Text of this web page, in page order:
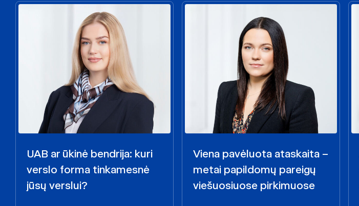
UAB ar ūkinė bendrija: kuri
verslo forma tinkamesnė
jūsų verslui?
Viena pavėluota ataskaita –
metai papildomų pareigų
viešuosiuose pirkimuose